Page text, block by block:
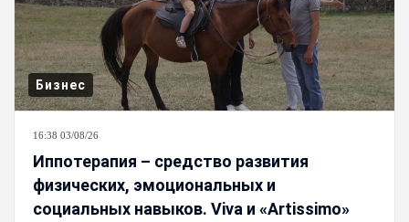
Бизнес
16:38 03/08/26
Иппотерапия – средство развития
физических, эмоциональных и
социальных навыков. Viva и «Artissimo»